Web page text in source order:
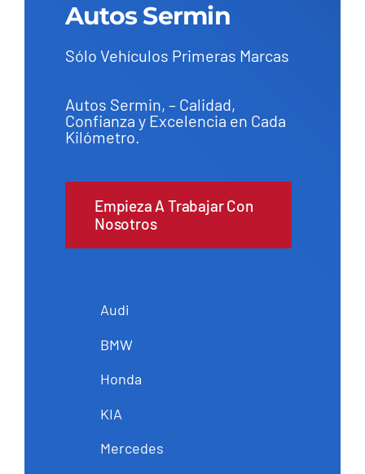
Autos Sermin
Sólo Vehículos Primeras Marcas
Autos Sermin, – Calidad,
Confianza y Excelencia en Cada
Kilómetro.
Empieza A Trabajar Con
Nosotros
Audi
BMW
Honda
KIA
Mercedes